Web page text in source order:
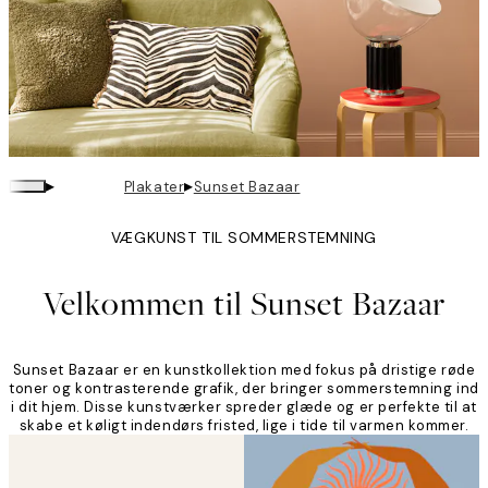
▸ Plakater▸Sunset Bazaar
VÆGKUNST TIL SOMMERSTEMNING
Velkommen til Sunset Bazaar
Sunset Bazaar er en kunstkollektion med fokus på dristige røde
toner og kontrasterende grafik, der bringer sommerstemning ind
i dit hjem. Disse kunstværker spreder glæde og er perfekte til at
skabe et køligt indendørs fristed, lige i tide til varmen kommer.